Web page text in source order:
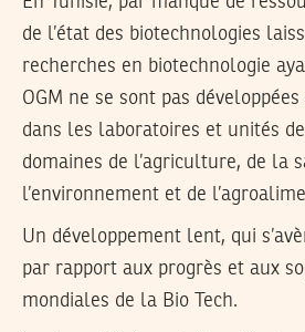
de l’état des biotechnologies
recherches en biotechnologie
OGM ne se sont pas
dans les laboratoires et unités
domaines de l’agriculture, de la
l’environnement et de
Un développement lent, qui
par rapport aux progrès et aux
mondiales de la Bio Tech.